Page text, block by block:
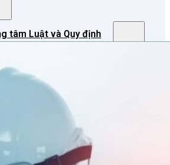
tâm Luật và Quy định
Chuẩn mực kiểm toán Việt Nam
Luật thuế Việt Nam
Luật và quy định xây dựng